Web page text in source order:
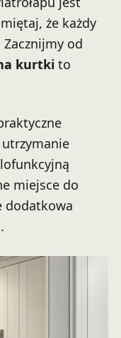
że każdy
od
kurtki to
miejsce do
dodatkowa